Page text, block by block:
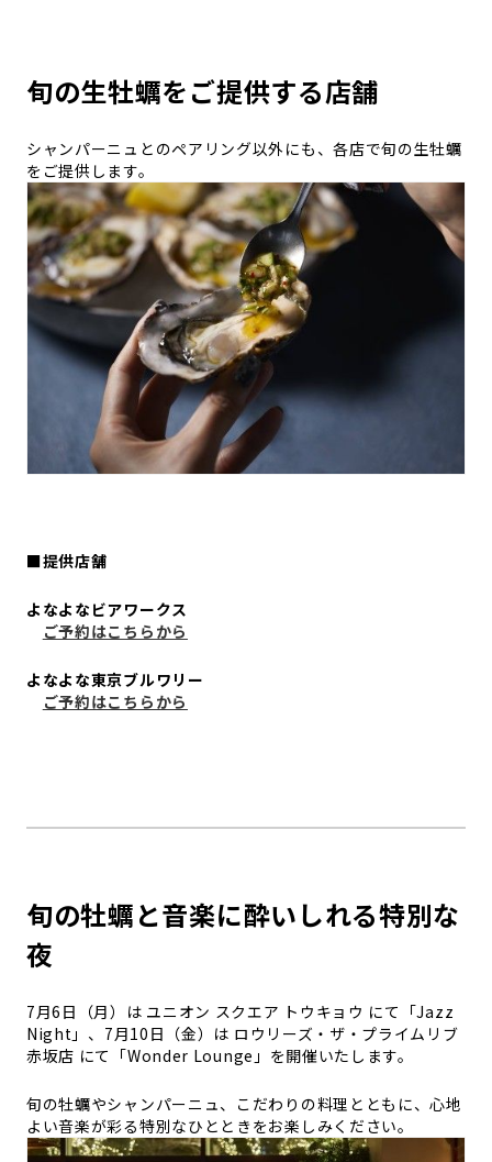
旬の生牡蠣をご提供する店舗
シャンパーニュとのペアリング以外にも、各店で旬の生牡蠣
をご提供します。
■提供店舗
よなよなビアワークス
ご予約はこちらから
よなよな東京ブルワリー
ご予約はこちらから
旬の牡蠣と音楽に酔いしれる特別な
夜
7月6日（月）は ユニオン スクエア トウキョウ にて「Jazz
Night」、7月10日（金）は ロウリーズ・ザ・プライムリブ
赤坂店 にて「Wonder Lounge」を開催いたします。
旬の牡蠣やシャンパーニュ、こだわりの料理とともに、心地
よい音楽が彩る特別なひとときをお楽しみください。